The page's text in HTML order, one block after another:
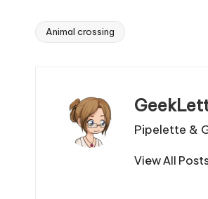
Tags:
Animal crossing
Pipelette &
View All